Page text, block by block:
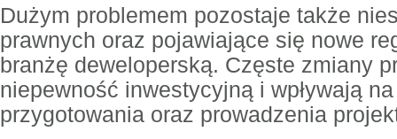
Dużym problemem pozostaje także
prawnych oraz pojawiające się nowe
branżę deweloperską. Częste zmiany
niepewność inwestycyjną i wpływają
przygotowania oraz prowadzenia